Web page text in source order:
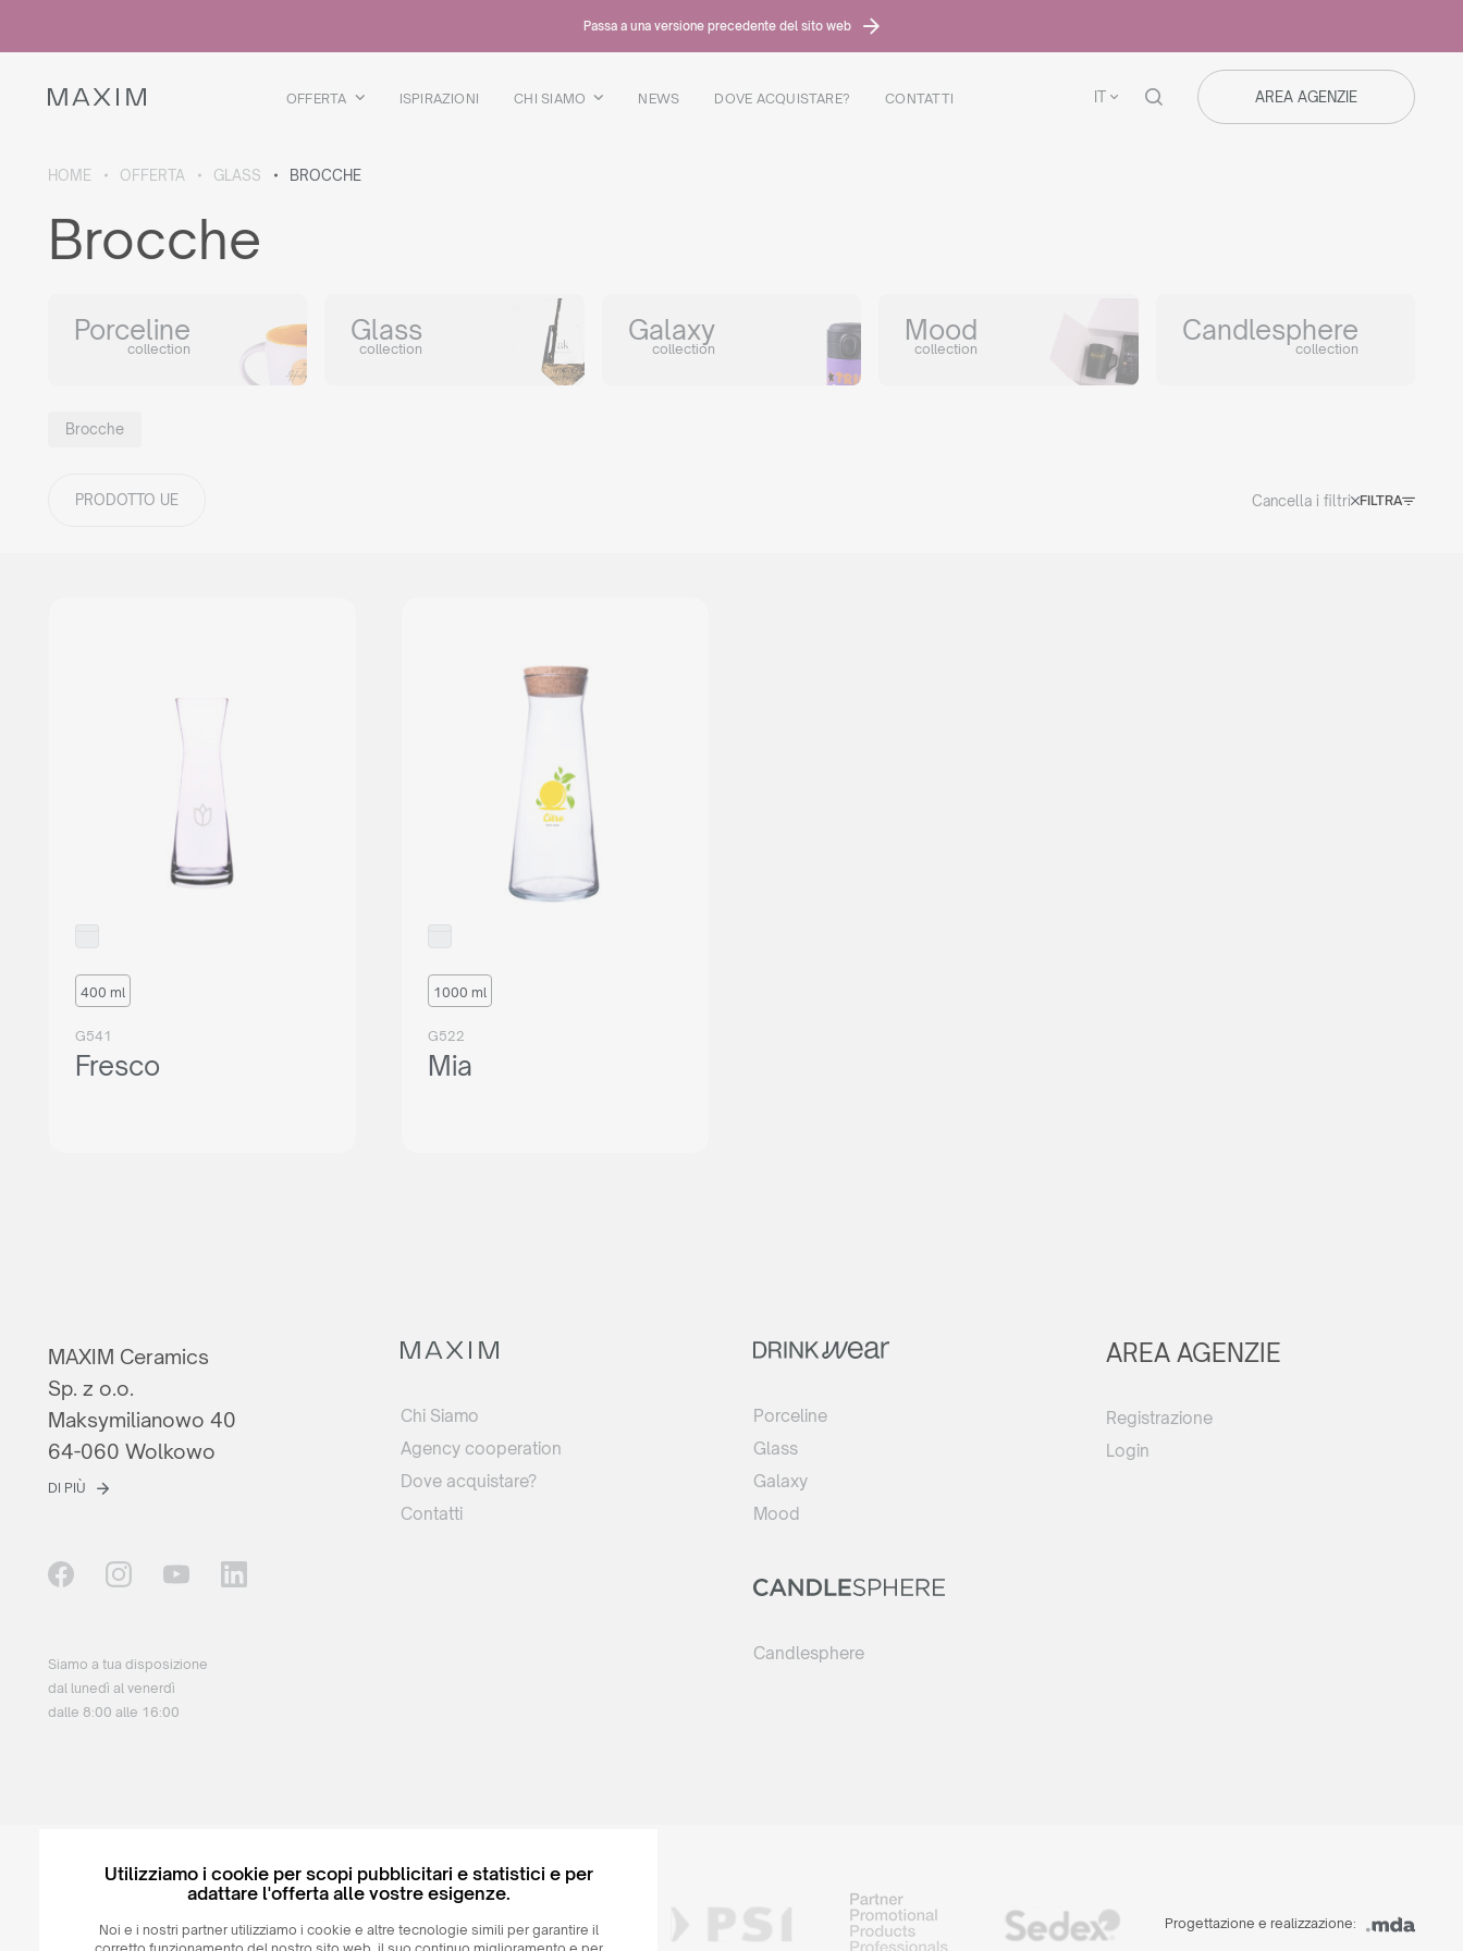
Passa a una versione precedente del sito web
OFFERTA ISPIRAZIONI CHI SIAMO NEWS DOVE ACQUISTARE? CONTATTI IT AREA AGENZIE
Bicchieri da liquore
DETTAGLI COLLEZIONE
Borracce termiche
OFFERTA COMPLETA PRESTIGE LINE
HOME OFFERTA GLASS BROCCHE
Brocche
Porceline
collection
Glass
collection
Galaxy
collection
Mood
collection
Candlesphere
collection
Brocche
PRODOTTO UE Cancella i filtri FILTRA
400 ml
G541
Fresco
1000 ml
G522
Mia
MAXIM Ceramics
Sp. z o.o.
Maksymilianowo 40
64-060 Wolkowo
DI PIÙ
Siamo a tua disposizione
dal lunedì al venerdì
dalle 8:00 alle 16:00
Chi Siamo
Agency cooperation
Dove acquistare?
Contatti
Porceline
Glass
Galaxy
Mood
Candlesphere
AREA AGENZIE
Registrazione
Login
© 2026MAXIMCeramics Sp. z o. o. Progettazione e realizzazione:
Utilizziamo i cookie per scopi pubblicitari e statistici e per
adattare l'offerta alle vostre esigenze.
Noi e i nostri partner utilizziamo i cookie e altre tecnologie simili per garantire il